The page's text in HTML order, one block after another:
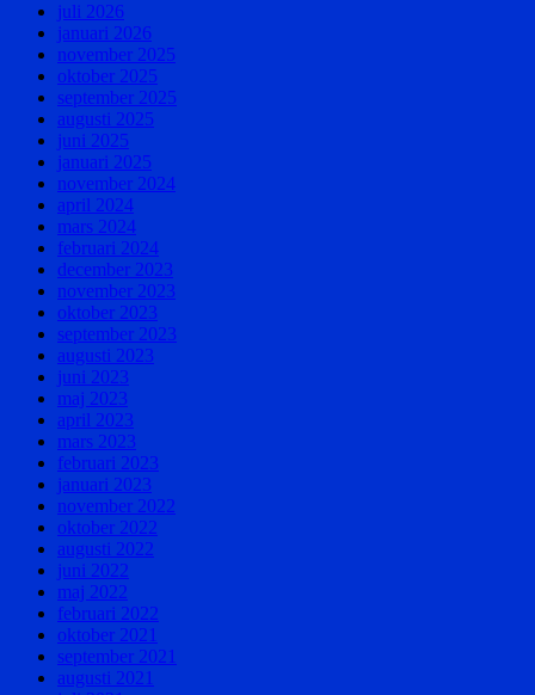
juli 2026
januari 2026
november 2025
oktober 2025
september 2025
augusti 2025
juni 2025
januari 2025
november 2024
april 2024
mars 2024
februari 2024
december 2023
november 2023
oktober 2023
september 2023
augusti 2023
juni 2023
maj 2023
april 2023
mars 2023
februari 2023
januari 2023
november 2022
oktober 2022
augusti 2022
juni 2022
maj 2022
februari 2022
oktober 2021
september 2021
augusti 2021